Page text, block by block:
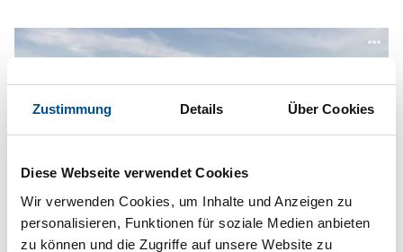
Zustimmung Details Über Cookies
Diese Webseite verwendet Cookies
Wir verwenden Cookies, um Inhalte und Anzeigen zu
personalisieren, Funktionen für soziale Medien anbieten
zu können und die Zugriffe auf unsere Website zu